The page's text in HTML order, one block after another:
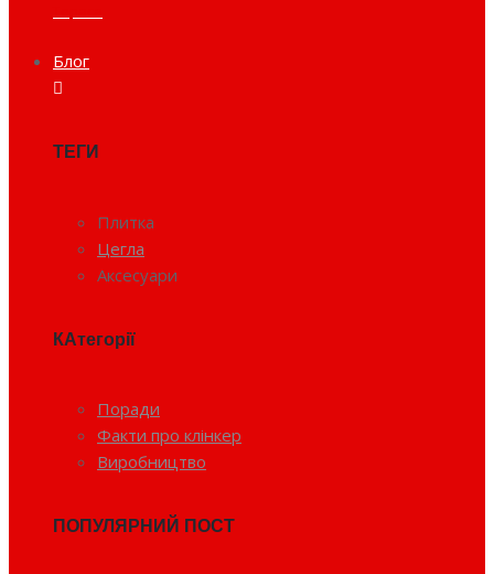
Блог
ТЕГИ
Плитка
Цегла
Аксесуари
КАтегорії
Поради
Факти про клінкер
Виробництво
ПОПУЛЯРНИЙ ПОСТ